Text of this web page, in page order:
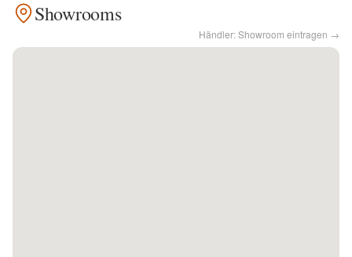
Kontakt
Showrooms
Händler: Showroom eintragen →